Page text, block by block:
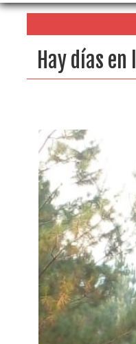
Hay días